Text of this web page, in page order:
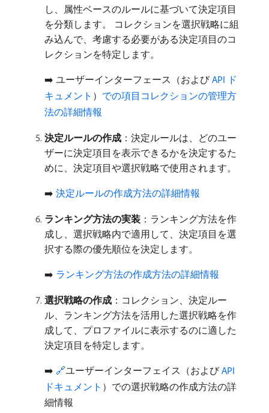
し、属性ベースのルールに基づいて決定項目
を分類します。 コレクションを選択戦略に組
み込んで、考慮する必要がある決定項目のコ
レクションを特定します。
➡️ ユーザーインターフェース（およびAPI ド
キュメント ） での項目コレクションの管理方
法の詳細情報
決定ルールの作成 ：決定ルールは、どのユー
ザーに決定項目を表示できるかを決定するた
めに、決定項目や選択戦略で使用されます。
➡️ 決定ルールの作成方法の詳細情報
ランキング方法の実装 ：ランキング方法を作
成し、選択戦略内で適用して、決定項目を選
択する際の優先順位を決定します。
➡️ ランキング方法の作成方法の詳細情報
選択戦略の作成 ：コレクション、決定ルー
ル、ランキング方法を活用した選択戦略を作
成して、プロファイルに表示するのに適した
決定項目を特定します。
➡️ 🔗ユーザーインターフェイス（およびAPI
ドキュメント ）での選択戦略の作成方法の詳
細情報